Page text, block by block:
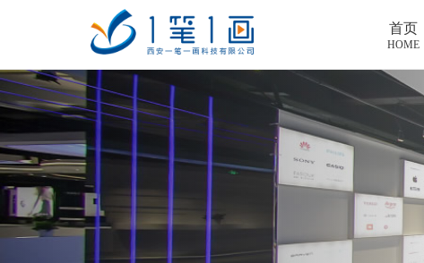
首页
HOME
首页
主题多媒体展厅
廉政警示展厅
产品中心
VR虚拟现实
新闻中心